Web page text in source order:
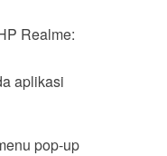
Realme:
aplikasi
pop-up